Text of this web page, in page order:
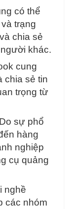
có thể
trạng
chia sẻ
khác.
cung
chia sẻ tin
trọng từ
sự phổ
hàng
nghiệp
cụ quảng
nghề
các nhóm